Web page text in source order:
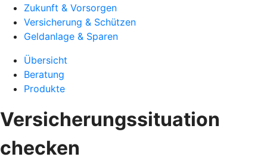
Zukunft & Vorsorgen
Versicherung & Schützen
Geldanlage & Sparen
Übersicht
Beratung
Produkte
Versicherungssituation
checken